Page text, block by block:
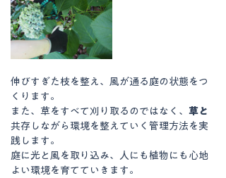
伸びすぎた枝を整え、風が通る庭の状態をつ
くります。
また、草をすべて刈り取るのではなく、 草と
共存しながら環境を整えていく管理方法を実
践します。
庭に光と風を取り込み、人にも植物にも心地
よい環境を育てていきます。